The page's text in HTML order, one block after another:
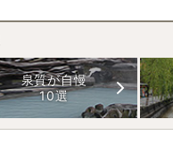
泉質が自慢
10選